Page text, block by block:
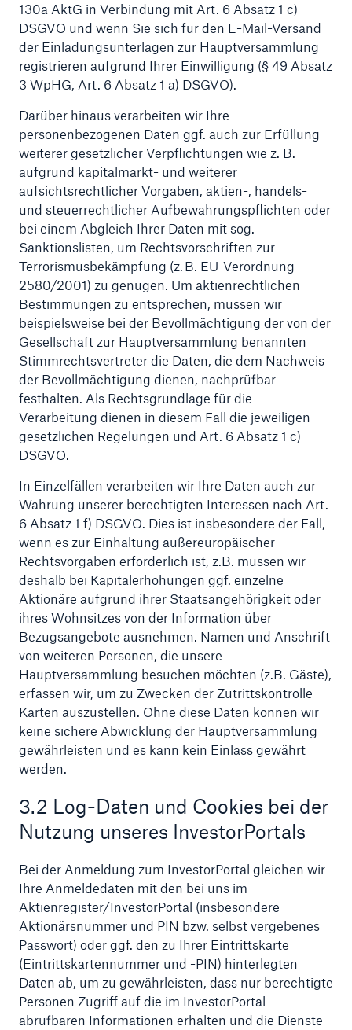
130a AktG in Verbindung mit Art. 6 Absatz 1 c)
DSGVO und wenn Sie sich für den E-Mail-Versand
der Einladungsunterlagen zur Hauptversammlung
registrieren aufgrund Ihrer Einwilligung (§ 49 Absatz
3 WpHG, Art. 6 Absatz 1 a) DSGVO).
Darüber hinaus verarbeiten wir Ihre
personenbezogenen Daten ggf. auch zur Erfüllung
weiterer gesetzlicher Verpflichtungen wie z. B.
aufgrund kapitalmarkt- und weiterer
aufsichtsrechtlicher Vorgaben, aktien-, handels-
und steuerrechtlicher Aufbewahrungspflichten oder
bei einem Abgleich Ihrer Daten mit sog.
Sanktionslisten, um Rechtsvorschriften zur
Terrorismusbekämpfung (z. B. EU-Verordnung
2580/2001) zu genügen. Um aktienrechtlichen
Bestimmungen zu entsprechen, müssen wir
beispielsweise bei der Bevollmächtigung der von der
Gesellschaft zur Hauptversammlung benannten
Stimmrechtsvertreter die Daten, die dem Nachweis
der Bevollmächtigung dienen, nachprüfbar
festhalten. Als Rechtsgrundlage für die
Verarbeitung dienen in diesem Fall die jeweiligen
gesetzlichen Regelungen und Art. 6 Absatz 1 c)
DSGVO.
In Einzelfällen verarbeiten wir Ihre Daten auch zur
Wahrung unserer berechtigten Interessen nach Art.
6 Absatz 1 f) DSGVO. Dies ist insbesondere der Fall,
wenn es zur Einhaltung außereuropäischer
Rechtsvorgaben erforderlich ist, z.B. müssen wir
deshalb bei Kapitalerhöhungen ggf. einzelne
Aktionäre aufgrund ihrer Staatsangehörigkeit oder
ihres Wohnsitzes von der Information über
Bezugsangebote ausnehmen. Namen und Anschrift
von weiteren Personen, die unsere
Hauptversammlung besuchen möchten (z.B. Gäste),
erfassen wir, um zu Zwecken der Zutrittskontrolle
Karten auszustellen. Ohne diese Daten können wir
keine sichere Abwicklung der Hauptversammlung
gewährleisten und es kann kein Einlass gewährt
werden.
3.2 Log-Daten und Cookies bei der
Nutzung unseres InvestorPortals
Bei der Anmeldung zum InvestorPortal gleichen wir
Ihre Anmeldedaten mit den bei uns im
Aktienregister/InvestorPortal (insbesondere
Aktionärsnummer und PIN bzw. selbst vergebenes
Passwort) oder ggf. den zu Ihrer Eintrittskarte
(Eintrittskartennummer und -PIN) hinterlegten
Daten ab, um zu gewährleisten, dass nur berechtigte
Personen Zugriff auf die im InvestorPortal
abrufbaren Informationen erhalten und die Dienste
Lösungen
Cyber-Lösungen von Munich Re
Navigation schließen oder Escape-Taste drückenSuche
Home
Risiken
Lösungen
Insights
Unternehmen
Karriere